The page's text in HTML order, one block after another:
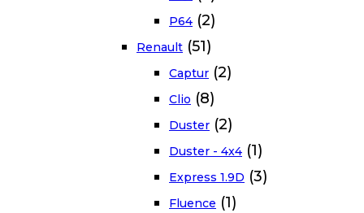
P64 (2)
Renault (51)
Captur (2)
Clio (8)
Duster (2)
Duster - 4x4 (1)
Express 1.9D (3)
Fluence (1)